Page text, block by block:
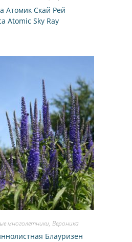
Атомик Скай Рей
Atomic Sky Ray
многолетники, Вероника
Блауризен